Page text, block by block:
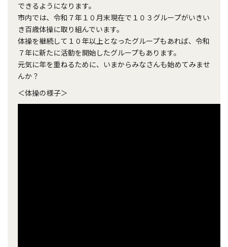
できるようになります。
市内では、令和７年１０月末現在で１０３グループがいきい
き百歳体操に取り組んでいます。
体操を継続して１０年以上となったグループもあれば、令和
７年に新たに活動を開始したグループもあります。
元気に年を重ねるために、いまからみなさんも始めてみませ
んか？
＜体操の様子＞